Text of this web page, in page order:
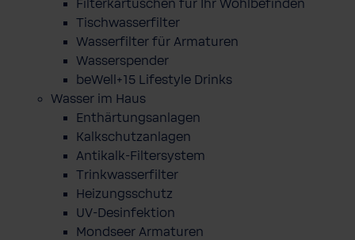
Filterkartuschen für Ihr Wohlbefinden
Tischwasserfilter
Wasserfilter für Armaturen
Wasserspender
beWell+15 Lifestyle Drinks
Wasser im Haus
Enthärtungsanlagen
Kalkschutzanlagen
Antikalk-Filtersystem
Trinkwasserfilter
Heizungsschutz
UV-Desinfektion
Mondseer Armaturen